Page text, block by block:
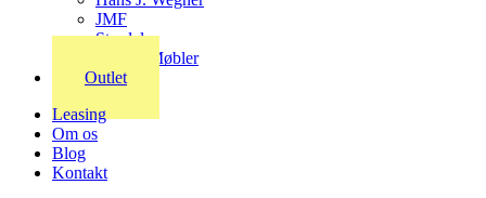
JMF
Stordal
Stouby Møbler
Outlet
Leasing
Om os
Blog
Kontakt